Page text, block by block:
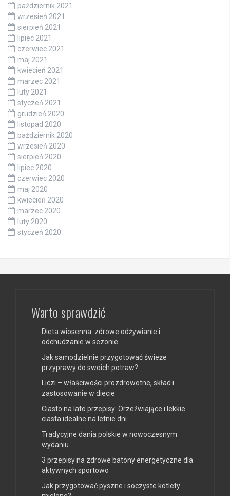
październik 2021
wrzesień 2021
sierpień 2021
lipiec 2021
czerwiec 2021
maj 2021
kwiecień 2021
marzec 2021
luty 2021
styczeń 2021
grudzień 2020
listopad 2020
październik 2020
wrzesień 2020
sierpień 2020
lipiec 2020
czerwiec 2020
maj 2020
kwiecień 2020
marzec 2020
luty 2020
styczeń 2020
Warto sprawdzić
Dieta wiosenna: zdrowe odżywianie i
odchudzanie w sezonie
Jak samodzielnie przygotować świeże
przyprawy do swoich potraw?
Liczi – właściwości prozdrowotne, skład i
zastosowanie w diecie
Ciasto na lato przepisy: Orzeźwiające i lekkie
ciasta idealne na letnie dni
Tradycyjne dania polskie w nowoczesnym
wydaniu
3 przepisy na zdrowe batony energetyczne dla
aktywnych sportowo
Jak przygotować pyszne i soczyste kotlety